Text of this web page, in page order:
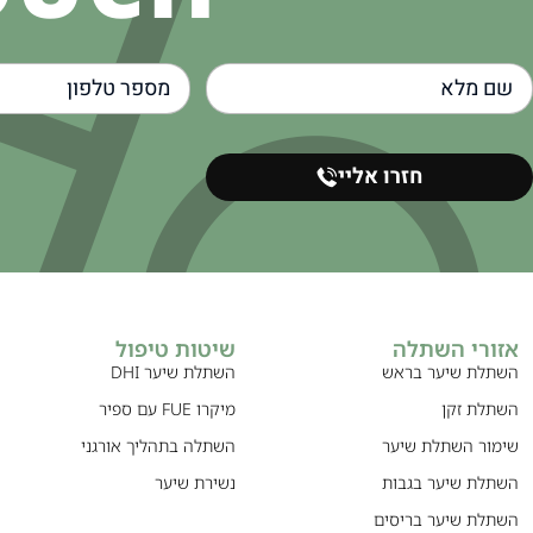
חזרו אליי
אזורי השתלה
השתלת שיער בראש
השתלת זקן
שימור השתלת שיער
השתלת שיער בגבות
השתלת שיער בריסים
שיטות טיפול
השתלת שיער DHI
מיקרו FUE עם ספיר
השתלה בתהליך אורגני
נשירת שיער